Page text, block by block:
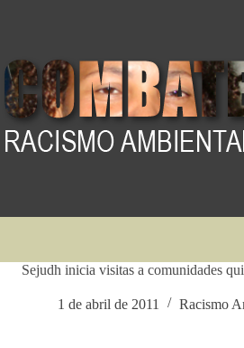
Sejudh inicia visitas a comunidades
1 de abril de 2011 Racismo